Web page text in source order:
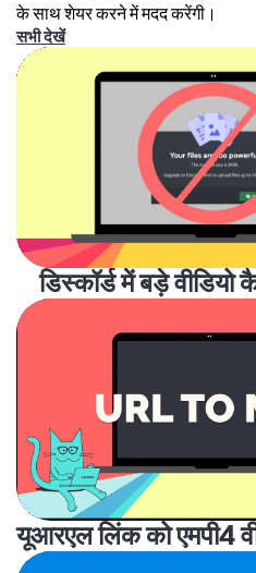
के साथ शेयर करने में मदद करेंगी।
सभी देखें
डिस्कॉर्ड में बड़े
यूआरएल लिंक को एमपी4